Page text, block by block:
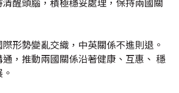
形勢變亂交織，中英關係不進則退。
，推動兩國關係沿著健康、互惠、 穩